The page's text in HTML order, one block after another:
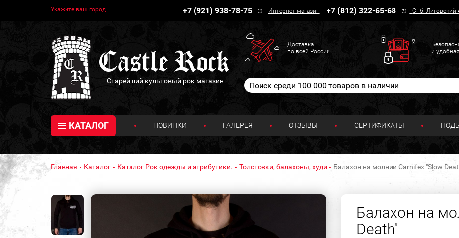
Укажите ваш город +7 (921) 938-78-75 - Интернет-магазин +7 (812) 322-65-68 -Спб. Лиговский
Старейший культовый рок-магазин
Доставка
по всей России
и
КАТАЛОГ НОВИНКИ ГАЛЕРЕЯ ОТЗЫВЫ СЕРТИФИКАТЫ
Главная Каталог Каталог Рок одежды и атрибутики. Толстовки, балахоны, худи Балахон на молнии Carnifex "Slow
Балахон на
Death"